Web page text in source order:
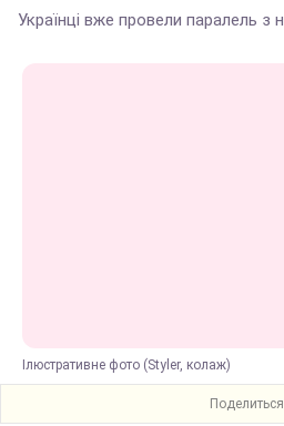
Українці вже провели паралель з
Ілюстративне фото (Styler, колаж)